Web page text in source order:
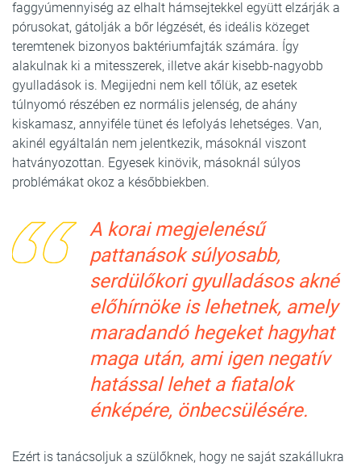
faggyúmennyiség az elhalt hámsejtekkel együtt elzárják a
pórusokat, gátolják a bőr légzését, és ideális közeget
teremtenek bizonyos baktériumfajták számára. Így
alakulnak ki a mitesszerek, illetve akár kisebb-nagyobb
gyulladások is. Megijedni nem kell tőlük, az esetek
túlnyomó részében ez normális jelenség, de ahány
kiskamasz, annyiféle tünet és lefolyás lehetséges. Van,
akinél egyáltalán nem jelentkezik, másoknál viszont
hatványozottan. Egyesek kinövik, másoknál súlyos
problémákat okoz a későbbiekben.
A korai megjelenésű
pattanások súlyosabb,
serdülőkori gyulladásos akné
előhírnöke is lehetnek, amely
maradandó hegeket hagyhat
maga után, ami igen negatív
hatással lehet a fiatalok
énképére, önbecsülésére.
Ezért is tanácsoljuk a szülőknek, hogy ne saját szakállukra